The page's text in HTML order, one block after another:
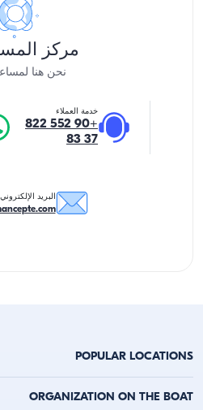
مركز
نحن هنا
خدمة العملاء
+90 552 822
37 83
البريد الإلكتروني
POPULAR LOCATIONS
استئجار يخت في أنطاليا
ORGANIZATION ON THE BOAT